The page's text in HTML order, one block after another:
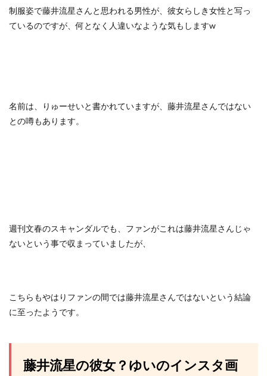
制服姿で藤井流星さんと思われる男性が、彼女らしき女性と写っ
ているのですが、何となく人違いなような気もしますw
名前は、りゅーせいと書かれていますが、藤井流星さんではない
との噂もあります。
週刊文春のスキャンダルでも、ファンがこれは藤井流星さんじゃ
ないという事で収まっていましたが、
こちらもやはりファンの間では藤井流星さんではないという結論
に至ったようです。
藤井流星の彼女？ゆいのインスタ画